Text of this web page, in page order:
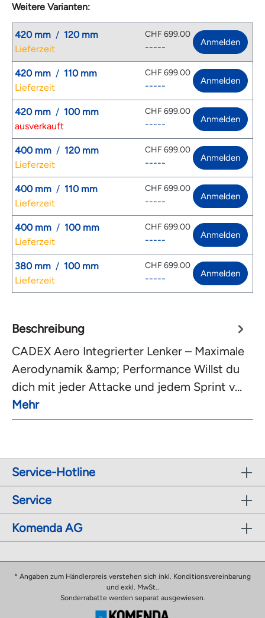
Weitere Varianten:
420 mm / 120 mm
Lieferzeit
CHF 699.00
----- Anmelden
420 mm / 110 mm
Lieferzeit
CHF 699.00
----- Anmelden
420 mm / 100 mm
ausverkauft
CHF 699.00
----- Anmelden
400 mm / 120 mm
Lieferzeit
CHF 699.00
----- Anmelden
400 mm / 110 mm
Lieferzeit
CHF 699.00
----- Anmelden
400 mm / 100 mm
Lieferzeit
CHF 699.00
----- Anmelden
380 mm / 100 mm
Lieferzeit
CHF 699.00
----- Anmelden
Beschreibung
CADEX Aero Integrierter Lenker – Maximale
Aerodynamik &amp; Performance Willst du
dich mit jeder Attacke und jedem Sprint v…
Mehr
Service-Hotline
Service
Komenda AG
* Angaben zum Händlerpreis verstehen sich inkl. Konditionsvereinbarung
und exkl. MwSt..
Sonderrabatte werden separat ausgewiesen.